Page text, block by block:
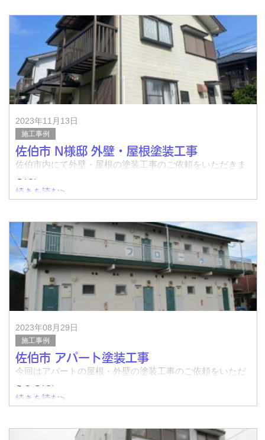
着工前↓
完了↓
2023年11月13日
施工事例
佐伯市 N様邸 外壁・屋根塗装工事
佐伯市内にて外壁・屋根の塗装工事のご依頼をいただきま
完了↓
着工前↓
続きを読む>
2023年08月29日
施工事例
佐伯市 アパート塗装工事
今回はアパートの屋根・外壁の塗装工事のご依頼をいただ
続きを読む>